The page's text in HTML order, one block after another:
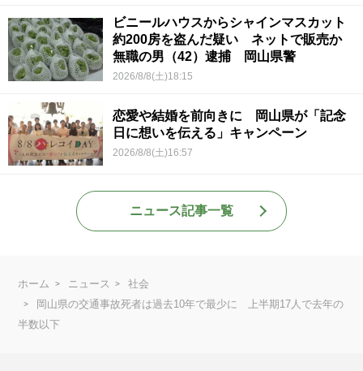
ビニールハウスからシャインマスカット
約200房を盗んだ疑い ネットで販売か
無職の男（42）逮捕 岡山県警
2026/8/8(土)18:15
恋愛や結婚を前向きに 岡山県が「記念
日に想いを伝える」キャンペーン
2026/8/8(土)16:57
ニュース記事一覧
ホーム ニュース
社会
岡山県の交通事故死者は過去10年で最少に 上半期17人で去年の
半数以下